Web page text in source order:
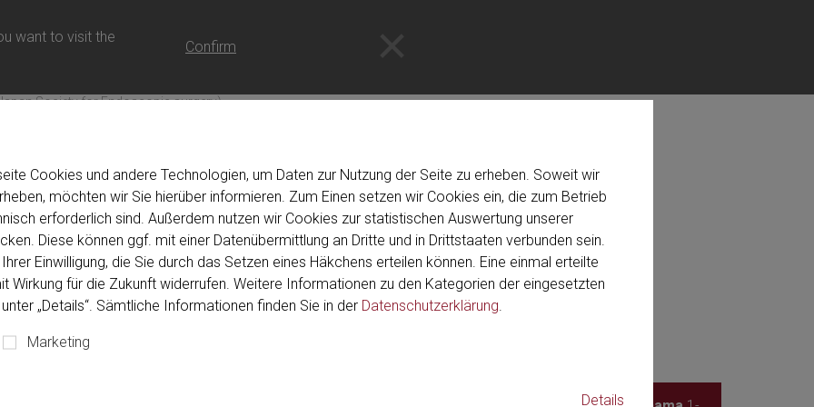
Cookies und andere Technologien, um Daten zur Nutzung der Seite zu erheben. Soweit wir
möchten wir Sie hierüber informieren. Zum Einen setzen wir Cookies ein, die zum Betrieb
erforderlich sind. Außerdem nutzen wir Cookies zur statistischen Auswertung unserer
Diese können ggf. mit einer Datenübermittlung an Dritte und in Drittstaaten verbunden sein.
Einwilligung, die Sie durch das Setzen eines Häkchens erteilen können. Eine einmal erteilte
Wirkung für die Zukunft widerrufen. Weitere Informationen zu den Kategorien der eingesetzten
„Details“. Sämtliche Informationen finden Sie in der Datenschutzerklärung
Marketing
Details
want to visit the
Confirm
Society for Endoscopic surgery)
- 5. September 2026 Yokohama, Japan PACIFICO Yokohama
Society for Endoscopic surgery)